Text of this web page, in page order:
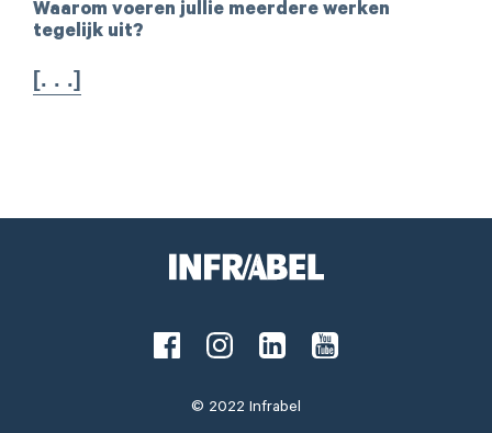
Waarom voeren jullie meerdere werken
tegelijk uit?
[. . .]
FacebookInstagramLinkedIn Youtube
Disclaimer© 2022 Infrabel